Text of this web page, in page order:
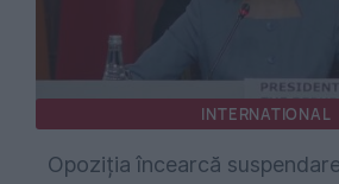
INTERNATIONAL
Opoziția încearcă